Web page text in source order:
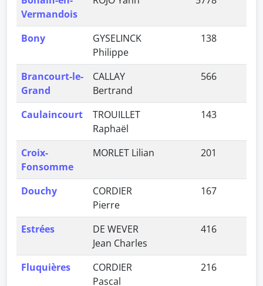
Vermandois
Bony
GYSELINCK
Philippe
138
Brancourt-le-
Grand
CALLAY
Bertrand
566
Caulaincourt
TROUILLET
Raphaël
143
Croix-
Fonsomme
MORLET Lilian 201
Douchy
CORDIER
Pierre
167
Estrées
DE WEVER
Jean Charles
416
Fluquières
CORDIER
Pascal
216